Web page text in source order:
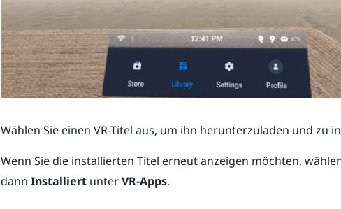
Wählen Sie einen VR-Titel aus, um ihn herunterzuladen und zu
Wenn Sie die installierten Titel erneut anzeigen möchten,
dann InstalliertunterVR-Apps.